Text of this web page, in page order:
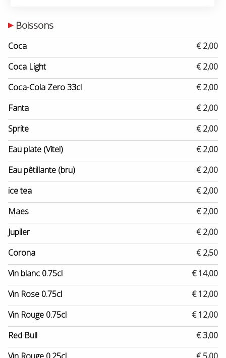
Boissons
Coca
€ 2,00
Coca Light
€ 2,00
Coca-Cola Zero 33cl
€ 2,00
Fanta
€ 2,00
Sprite
€ 2,00
Eau plate (Vitel)
€ 2,00
Eau pêtillante (bru)
€ 2,00
ice tea
€ 2,00
Maes
€ 2,00
Jupiler
€ 2,00
Corona
€ 2,50
Vin blanc 0.75cl
€ 14,00
Vin Rose 0.75cl
€ 12,00
Vin Rouge 0.75cl
€ 12,00
Red Bull
€ 3,00